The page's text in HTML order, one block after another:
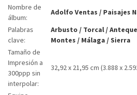
Nombre de
álbum:
Adolfo Ventas / Paisajes
Palabras
clave:
Arbusto / Torcal/
Montes / Málaga /Sierra
Tamaño de
Impresión a
300ppp sin
interpolar:
32,92 x 21,95 cm (3.888 x